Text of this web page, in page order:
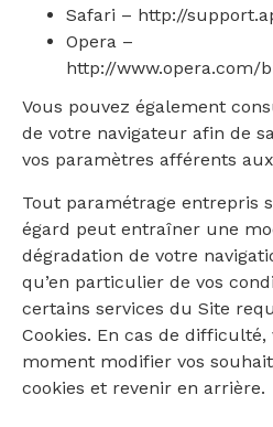
Safari – http://
Opera –
http://www.opera.com/
Vous pouvez également
de votre navigateur afin de
vos paramètres afférents
Tout paramétrage entrepris
égard peut entraîner une
dégradation de votre
qu’en particulier de vos
certains services du Site
Cookies. En cas de
moment modifier vos
cookies et revenir en arrière.